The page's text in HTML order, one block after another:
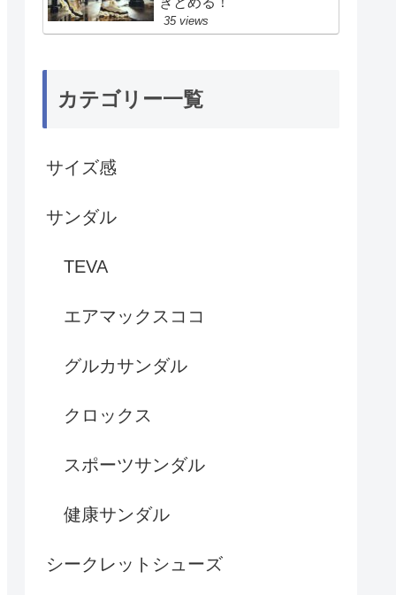
35 views
カテゴリー一覧
サイズ感
サンダル
TEVA
エアマックスココ
グルカサンダル
クロックス
スポーツサンダル
健康サンダル
シークレットシューズ